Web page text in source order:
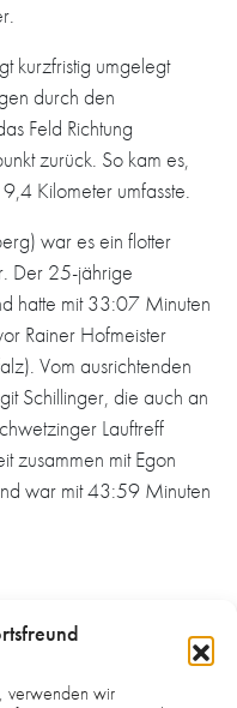
verwenden wir
kurzfristig umgelegt
durch den
Feld Richtung
zurück. So kam es,
Kilometer umfasste.
war es ein flotter
Der 25-jährige
hatte mit 33:07 Minuten
Rainer Hofmeister
Vom ausrichtenden
Schillinger, die auch an
Lauftreff
zusammen mit Egon
war mit 43:59 Minuten
für Erwin Hube.
82 geworden.
die Strecke in lockeren